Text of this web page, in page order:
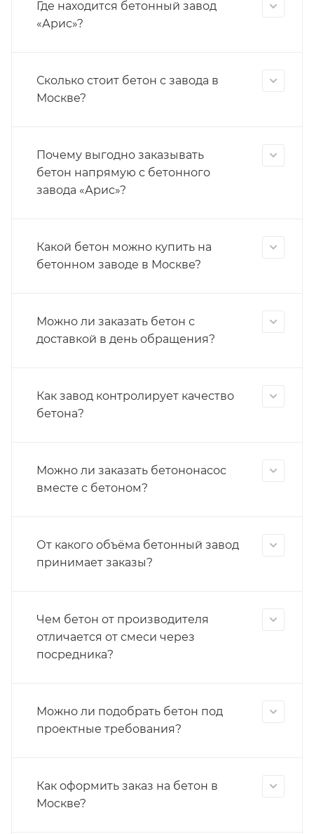
Где находится бетонный завод
«Арис»?
Сколько стоит бетон с завода в
Москве?
Почему выгодно заказывать
бетон напрямую с бетонного
завода «Арис»?
Какой бетон можно купить на
бетонном заводе в Москве?
Можно ли заказать бетон с
доставкой в день обращения?
Как завод контролирует качество
бетона?
Можно ли заказать бетононасос
вместе с бетоном?
От какого объёма бетонный завод
принимает заказы?
Чем бетон от производителя
отличается от смеси через
посредника?
Можно ли подобрать бетон под
проектные требования?
Как оформить заказ на бетон в
Москве?